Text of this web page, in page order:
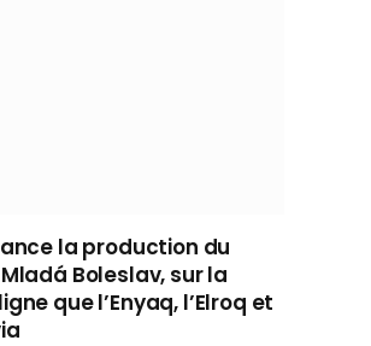
la production du
Boleslav, sur la
que l’Enyaq, l’Elroq et